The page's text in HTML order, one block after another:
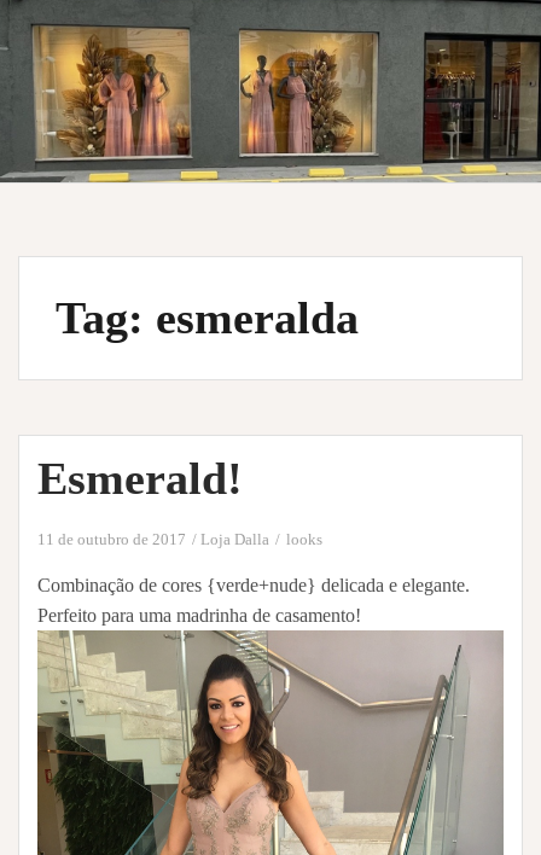
Tag: esmeralda
Esmerald!
11 de outubro de 2017 Loja Dalla looks
Combinação de cores {verde+nude} delicada e elegante.
Perfeito para uma madrinha de casamento!